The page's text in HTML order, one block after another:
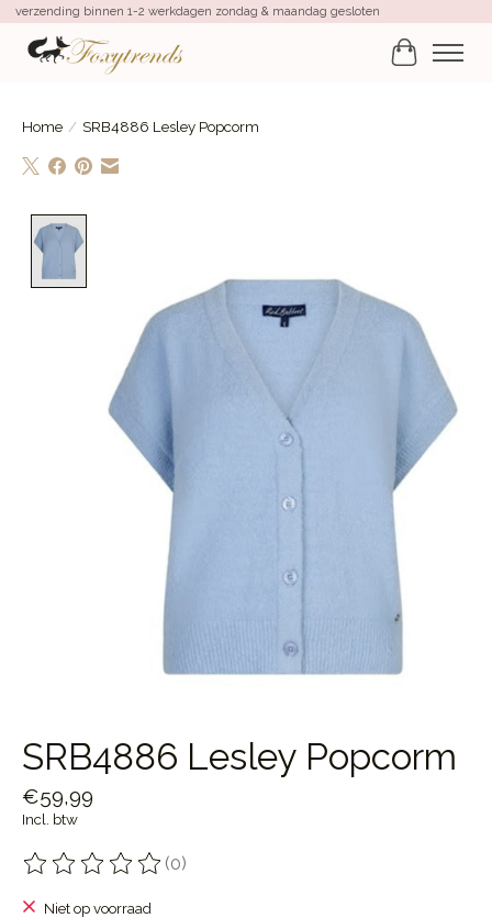
verzending binnen 1-2 werkdagen zondag & maandag gesloten
Home / SRB4886 Lesley Popcorm
SRB4886 Lesley Popcorm
€59,99
Incl. btw
De beoordeling van dit product is
(0)
Niet op voorraad